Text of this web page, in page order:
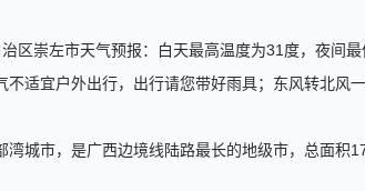
区崇左市天气预报：白天最高温度为31度，夜间
适宜户外出行，出行请您带好雨具；东风转北风
城市，是广西边境线陆路最长的地级市，总面积